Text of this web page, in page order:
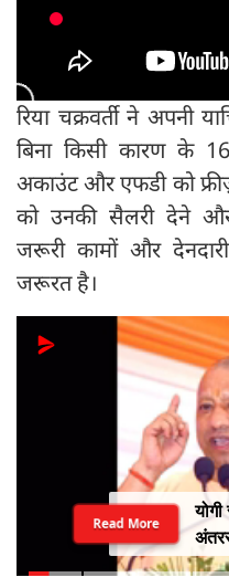
रिया चक्रवर्ती ने अपनी
बिना किसी कारण के
अकाउंट और एफडी को
को उनकी सैलरी देने
जरूरी कामों और
जरूरत है।
Read More